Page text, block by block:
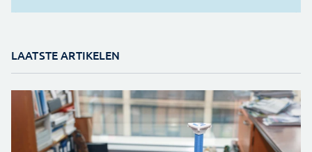
LAATSTE ARTIKELEN